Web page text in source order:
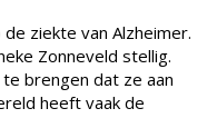
ziekte van Alzheimer.
Zonneveld stellig.
brengen dat ze aan
heeft vaak de